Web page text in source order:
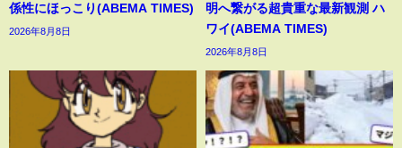
係性にほっこり(ABEMA TIMES)
2026年8月8日
明へ繋がる超貴重な最新観測 ハ
ワイ(ABEMA TIMES)
2026年8月8日